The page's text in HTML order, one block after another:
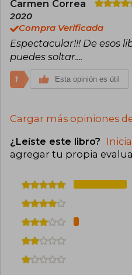
Carmen Correa
2020
Compra Verificada
Espectacular!!! De esos
puedes soltar....
1 Esta opinión es útil
Cargar más opiniones
¿Leíste este libro?
agregar tu propia